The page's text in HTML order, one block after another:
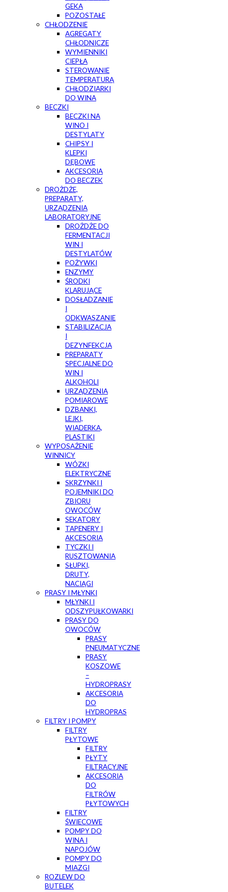
GEKA
POZOSTAŁE
CHŁODZENIE
AGREGATY
CHŁODNICZE
WYMIENNIKI
CIEPŁA
STEROWANIE
TEMPERATURĄ
CHŁODZIARKI
DO WINA
BECZKI
BECZKI NA
WINO I
DESTYLATY
CHIPSY I
KLEPKI
DĘBOWE
AKCESORIA
DO BECZEK
DROŻDŻE,
PREPARATY,
URZĄDZENIA
LABORATORYJNE
DROŻDŻE DO
FERMENTACJI
WIN I
DESTYLATÓW
POŻYWKI
ENZYMY
ŚRODKI
KLARUJĄCE
DOSŁADZANIE
I
ODKWASZANIE
STABILIZACJA
I
DEZYNFEKCJA
PREPARATY
SPECJALNE DO
WIN I
ALKOHOLI
URZĄDZENIA
POMIAROWE
DZBANKI,
LEJKI,
WIADERKA,
PLASTIKI
WYPOSAŻENIE
WINNICY
WÓZKI
ELEKTRYCZNE
SKRZYNKI I
POJEMNIKI DO
ZBIORU
OWOCÓW
SEKATORY
TAPENERY I
AKCESORIA
TYCZKI I
RUSZTOWANIA
SŁUPKI,
DRUTY,
NACIĄGI
PRASY I MŁYNKI
MŁYNKI I
ODSZYPUŁKOWARKI
PRASY DO
OWOCÓW
PRASY
PNEUMATYCZNE
PRASY
KOSZOWE
–
HYDROPRASY
AKCESORIA
DO
HYDROPRAS
FILTRY I POMPY
FILTRY
PŁYTOWE
FILTRY
PŁYTY
FILTRACYJNE
AKCESORIA
DO
FILTRÓW
PŁYTOWYCH
FILTRY
ŚWIECOWE
POMPY DO
WINA I
NAPOJÓW
POMPY DO
MIAZGI
ROZLEW DO
BUTELEK